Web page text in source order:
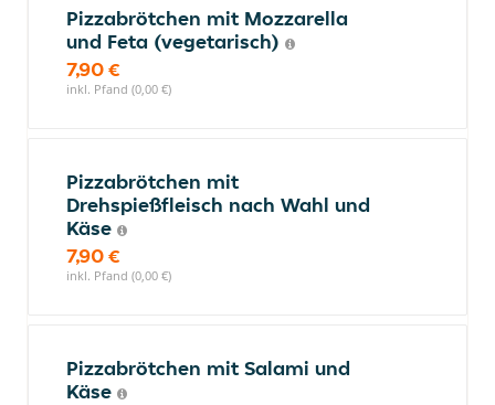
Pizzabrötchen mit Mozzarella
und Feta (vegetarisch)
7,90 €
inkl. Pfand (0,00 €)
Pizzabrötchen mit
Drehspießfleisch nach Wahl und
Käse
7,90 €
inkl. Pfand (0,00 €)
Pizzabrötchen mit Salami und
Käse